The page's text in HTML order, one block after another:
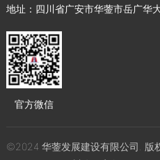
地址：四川省广安市华蓥市岳广华
官方微信
©2024 华蓥发展建设有限公司. 版